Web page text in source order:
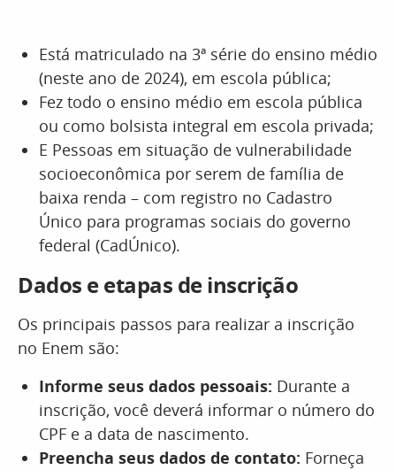
Está matriculado na 3ª série do ensino médio
(neste ano de 2024), em escola pública;
Fez todo o ensino médio em escola pública
ou como bolsista integral em escola privada;
E Pessoas em situação de vulnerabilidade
socioeconômica por serem de família de
baixa renda – com registro no Cadastro
Único para programas sociais do governo
federal (CadÚnico).
Dados e etapas de inscrição
Os principais passos para realizar a inscrição
no Enem são:
Informe seus dados pessoais: Durante a
inscrição, você deverá informar o número do
CPF e a data de nascimento.
Preencha seus dados de contato: Forneça